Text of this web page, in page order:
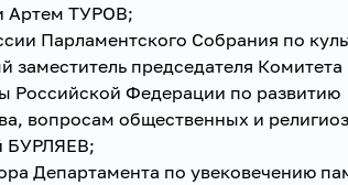
Артем ТУРОВ;
Парламентского Собрания по
заместитель председателя Комитета
Российской Федерации по развитию
вопросам общественных и
БУРЛЯЕВ;
Департамента по увековечению